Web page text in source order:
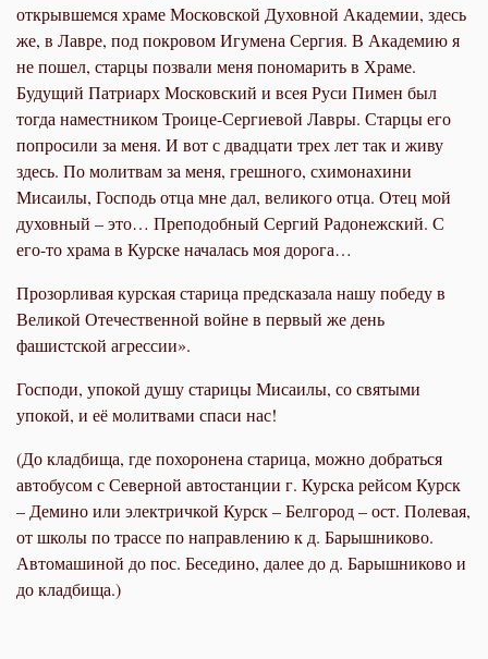
открывшемся храме Московской Духовной Академии, здесь
же, в Лавре, под покровом Игумена Сергия. В Академию я
не пошел, старцы позвали меня пономарить в Храме.
Будущий Патриарх Московский и всея Руси Пимен был
тогда наместником Троице-Сергиевой Лавры. Старцы его
попросили за меня. И вот с двадцати трех лет так и живу
здесь. По молитвам за меня, грешного, схимонахини
Мисаилы, Господь отца мне дал, великого отца. Отец мой
духовный – это… Преподобный Сергий Радонежский. С
его-то храма в Курске началась моя дорога…
Прозорливая курская старица предсказала нашу победу в
Великой Отечественной войне в первый же день
фашистской агрессии».
Господи, упокой душу старицы Мисаилы, со святыми
упокой, и её молитвами спаси нас!
(До кладбища, где похоронена старица, можно добраться
автобусом с Северной автостанции г. Курска рейсом Курск
– Демино или электричкой Курск – Белгород – ост. Полевая,
от школы по трассе по направлению к д. Барышниково.
Автомашиной до пос. Беседино, далее до д. Барышниково и
до кладбища.)